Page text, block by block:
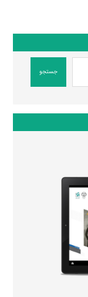
جستجو